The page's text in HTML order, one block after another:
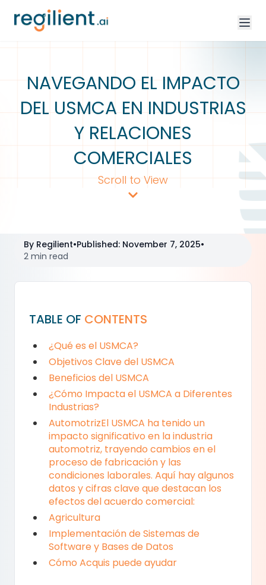
NAVEGANDO EL IMPACTO
DEL USMCA EN INDUSTRIAS
Y RELACIONES
COMERCIALES
Scroll to View
By Regilient•Published: November 7, 2025•
2 min read
TABLE OF CONTENTS
¿Qué es el USMCA?
Objetivos Clave del USMCA
Beneficios del USMCA
¿Cómo Impacta el USMCA a Diferentes
Industrias?
AutomotrizEl USMCA ha tenido un
impacto significativo en la industria
automotriz, trayendo cambios en el
proceso de fabricación y las
condiciones laborales. Aquí hay algunos
datos y cifras clave que destacan los
efectos del acuerdo comercial:
Agricultura
Implementación de Sistemas de
Software y Bases de Datos
Cómo Acquis puede ayudar